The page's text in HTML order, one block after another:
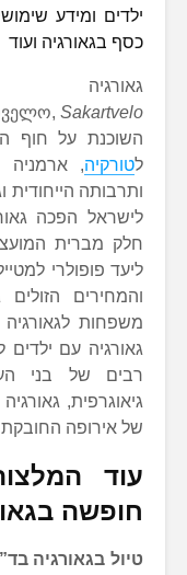
ילדים ומידע
כסף בגאורגיה ועוד
גאורגיה
Sakartvelo
השוכנת על חוף
לטורקיה, ארמניה
ותרבותה הייחודית
לישראל הפכה
חלק מברית
ליעד פופולרי
והמחירים
משפחות לגאורגיה
גאורגיה עם ילדים
רבים של בני
גיאוגרפית,
של אירופה
עוד
חופשה
טיול בגאורגיה